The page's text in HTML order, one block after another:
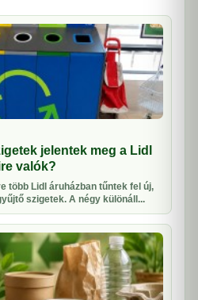
jelentek meg a Lidl
valók?
több Lidl áruházban tűntek fel új,
szigetek. A négy különáll...